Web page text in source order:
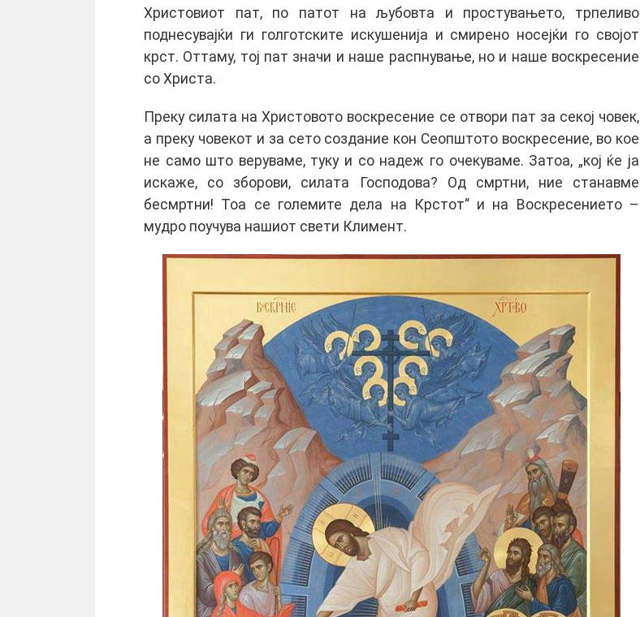
Христовиот пат, по патот на љубовта и простувањето, трпеливо
поднесувајќи ги голготските искушенија и смирено носејќи го својот
крст. Оттаму, тој пат значи и наше распнување, но и наше воскресение
со Христа.
Преку силата на Христовото воскресение се отвори пат за секој човек,
а преку човекот и за сето создание кон Сеопштото воскресение, во кое
не само што веруваме, туку и со надеж го очекуваме. Затоа, „кој ќе ја
искаже, со зборови, силата Господова? Од смртни, ние станавме
бесмртни! Тоа се големите дела на Крстот“ и на Воскресението –
мудро поучува нашиот свети Климент.